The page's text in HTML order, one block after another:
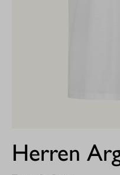
Herren